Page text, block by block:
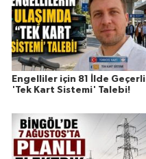
Engelliler için 81 İlde Geçerli
'Tek Kart Sistemi' Talebi!